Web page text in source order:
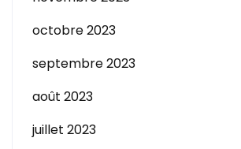
octobre 2023
septembre 2023
août 2023
juillet 2023